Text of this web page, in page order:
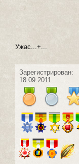
Ужас...+...
Зарегистрирован:
18.09.2011